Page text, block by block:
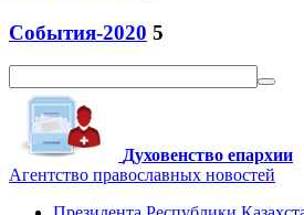
События-2020 5
Духовенство епархии
Агентство православных новостей